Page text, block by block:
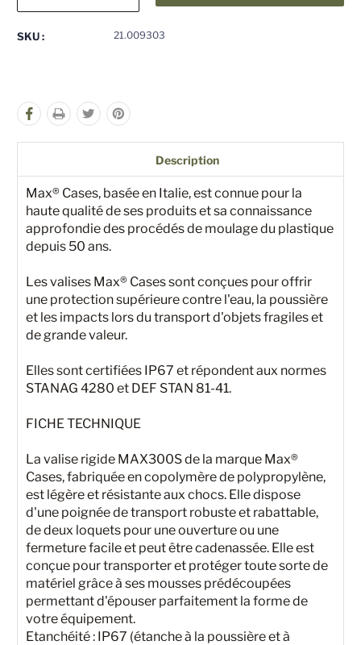
SKU : 21.009303
Description
Max® Cases, basée en Italie, est connue pour la
haute qualité de ses produits et sa connaissance
approfondie des procédés de moulage du plastique
depuis 50 ans.
Les valises Max® Cases sont conçues pour offrir
une protection supérieure contre l'eau, la poussière
et les impacts lors du transport d'objets fragiles et
de grande valeur.
Elles sont certifiées IP67 et répondent aux normes
STANAG 4280 et DEF STAN 81-41.
FICHE TECHNIQUE
La valise rigide MAX300S de la marque Max®
Cases, fabriquée en copolymère de polypropylène,
est légère et résistante aux chocs. Elle dispose
d'une poignée de transport robuste et rabattable,
de deux loquets pour une ouverture ou une
fermeture facile et peut être cadenassée. Elle est
conçue pour transporter et protéger toute sorte de
matériel grâce à ses mousses prédécoupées
permettant d'épouser parfaitement la forme de
votre équipement.
Etanchéité : IP67 (étanche à la poussière et à